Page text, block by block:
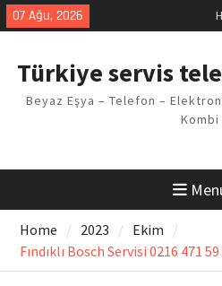
Skip
to
07 Ağu, 2026
Türkiye servis
Beyaz Eşya – Telefon –
Kombi
Home 2023
Ekim
Fındıklı Bosch Servisi 0216 471 59